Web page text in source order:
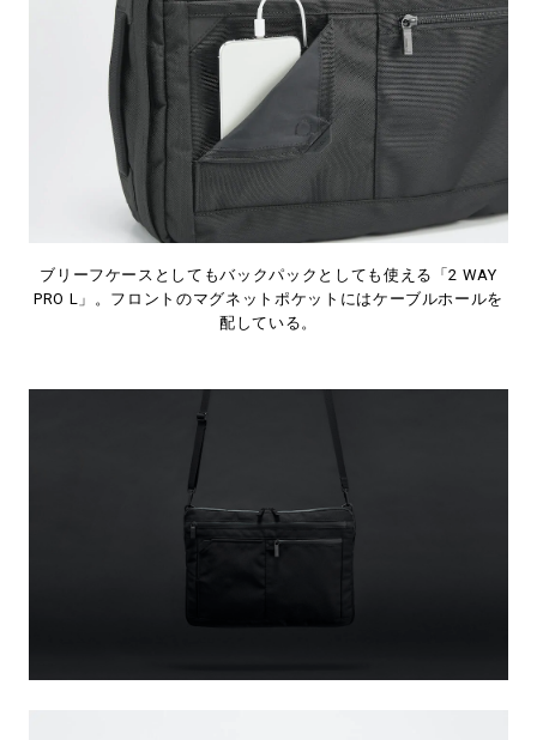
ブリーフケースとしてもバックパックとしても使える「2 WAY
PRO L」。フロントのマグネットポケットにはケーブルホールを
配している。